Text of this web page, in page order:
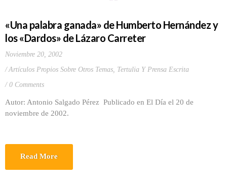
«Una palabra ganada» de Humberto Hernández y
los «Dardos» de Lázaro Carreter
Noviembre 20, 2002
Artículos Propios Sobre Otros Temas, Tertulia Y Prensa Escrita
0 Comments
Autor: Antonio Salgado Pérez Publicado en El Día el 20 de
noviembre de 2002.
Read More